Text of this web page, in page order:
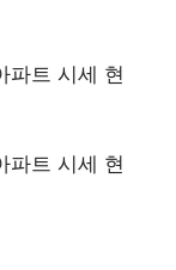
파트 시세 현
파트 시세 현